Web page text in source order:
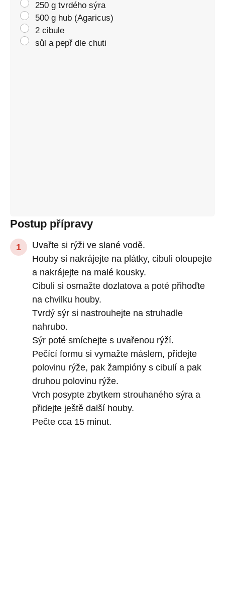
250 g tvrdého sýra
500 g hub (Agaricus)
2 cibule
sůl a pepř dle chuti
Postup přípravy
Uvařte si rýži ve slané vodě.
Houby si nakrájejte na plátky, cibuli oloupejte
a nakrájejte na malé kousky.
Cibuli si osmažte dozlatova a poté přihoďte
na chvilku houby.
Tvrdý sýr si nastrouhejte na struhadle
nahrubo.
Sýr poté smíchejte s uvařenou rýží.
Pečící formu si vymažte máslem, přidejte
polovinu rýže, pak žampióny s cibulí a pak
druhou polovinu rýže.
Vrch posypte zbytkem strouhaného sýra a
přidejte ještě další houby.
Pečte cca 15 minut.